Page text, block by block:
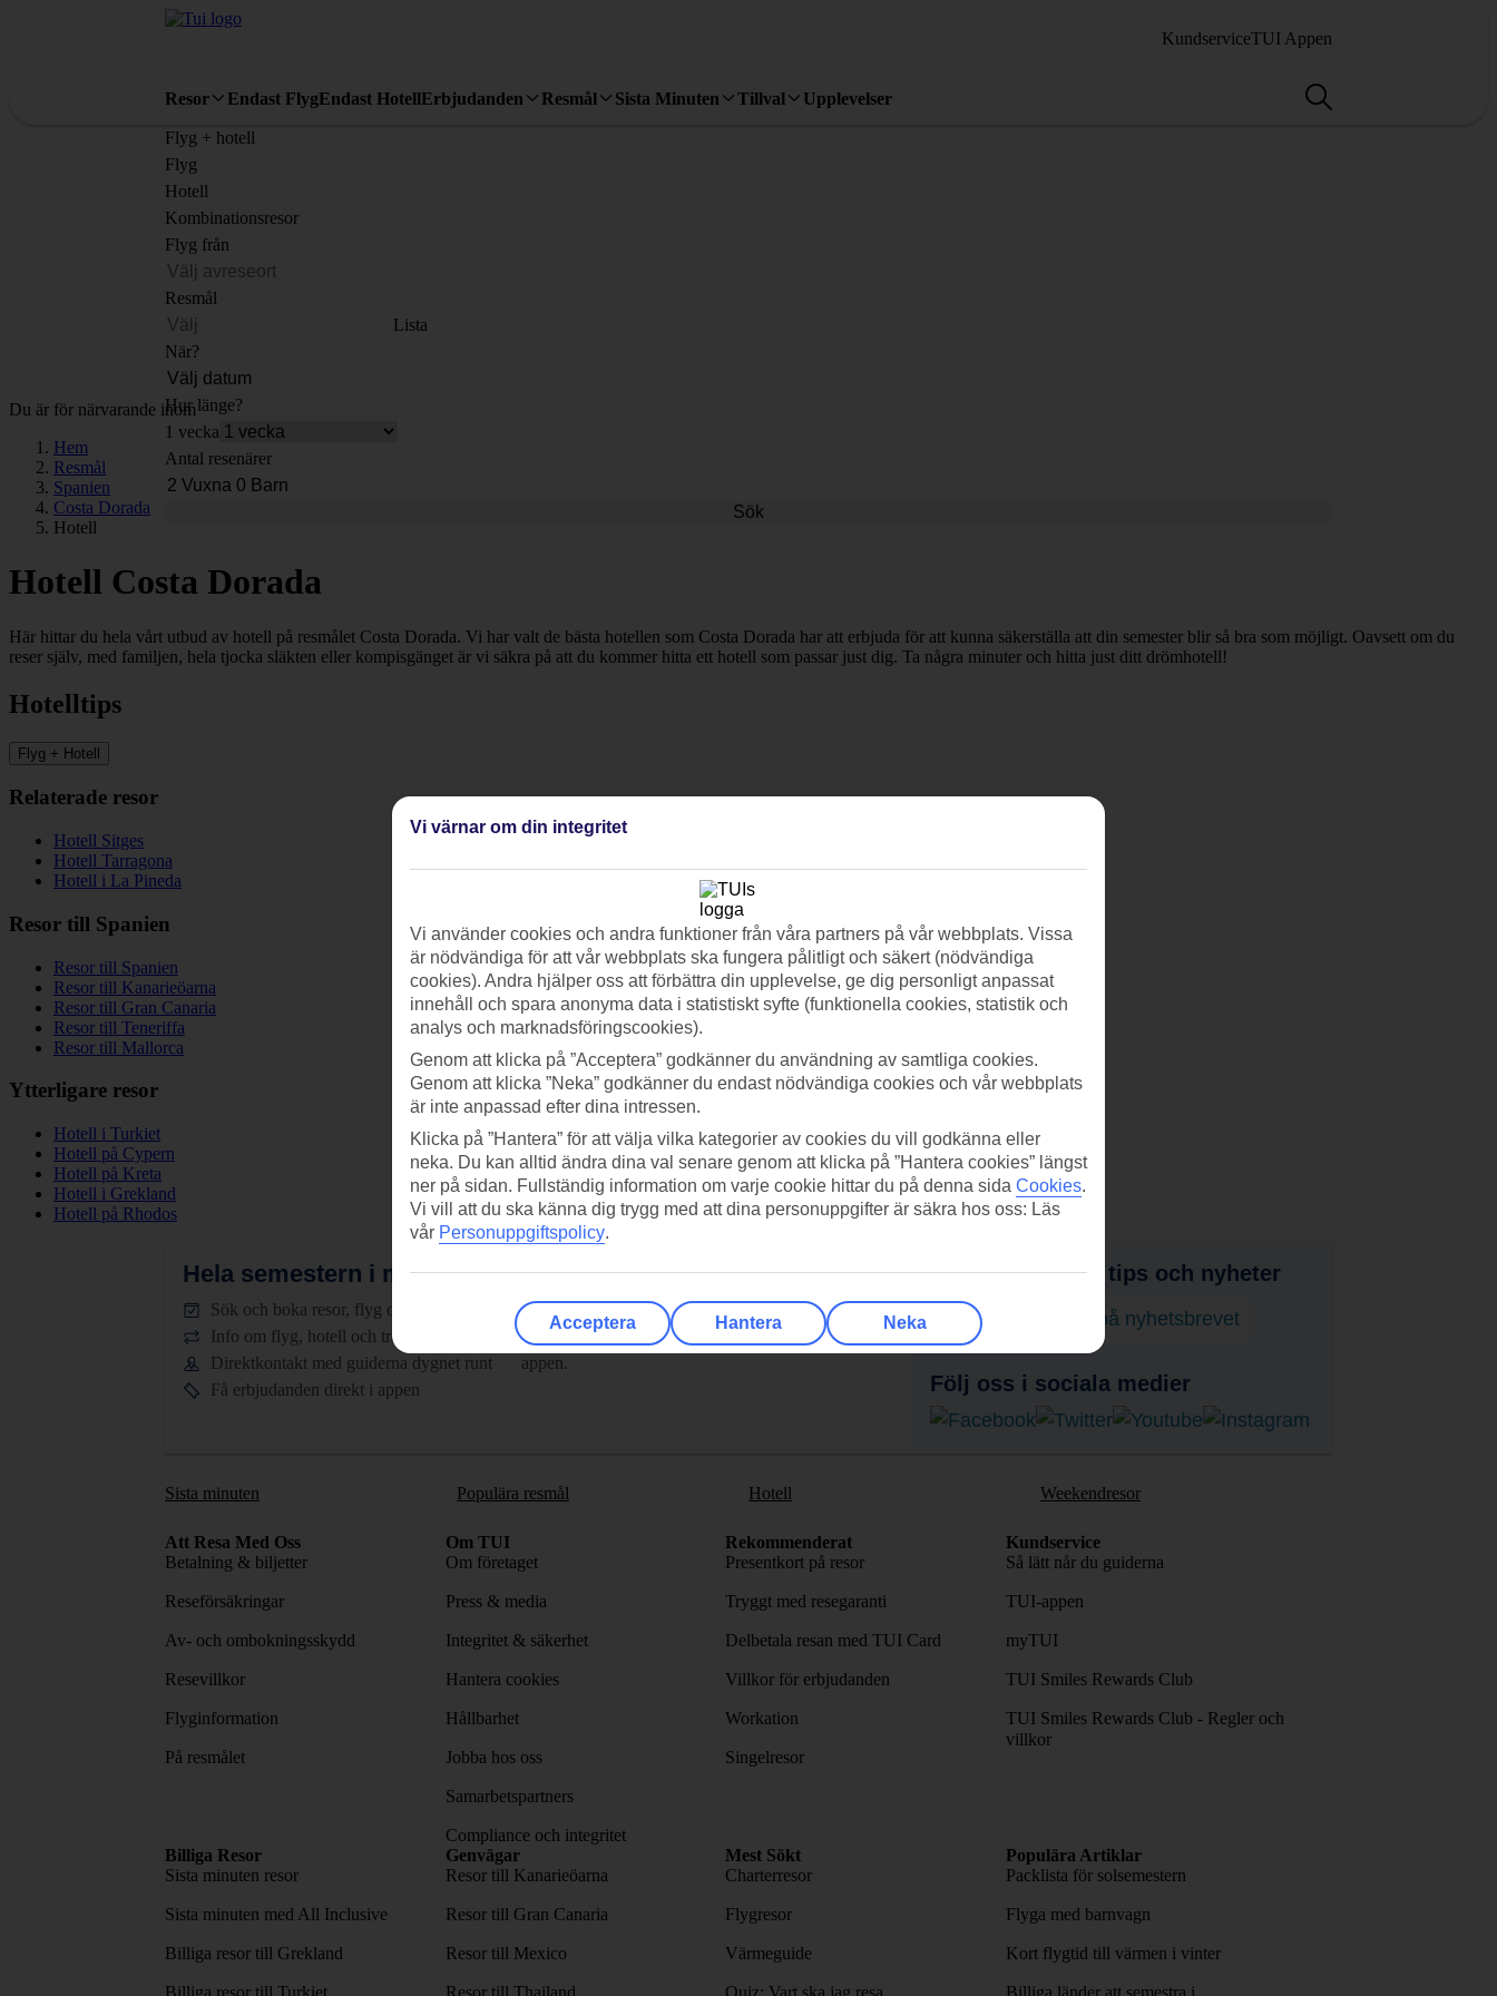
KundserviceTUI Appen
Resor Endast FlygEndast HotellErbjudanden Resmål Sista Minuten Tillval Upplevelser
Flyg + hotell
Flyg
Hotell
Kombinationsresor
Flyg från
Resmål
Lista
När?
Hur länge?
1 vecka
Antal resenärer
Sök
Du är för närvarande inom
Hem
Resmål
Spanien
Costa Dorada
Hotell
Hotell Costa Dorada
Här hittar du hela vårt utbud av hotell på resmålet Costa Dorada. Vi har valt de bästa hotellen som Costa Dorada har att erbjuda för att kunna säkerställa att din semester blir så bra som möjligt. Oavsett om du
reser själv, med familjen, hela tjocka släkten eller kompisgänget är vi säkra på att du kommer hitta ett hotell som passar just dig. Ta några minuter och hitta just ditt drömhotell!
Hotelltips
Flyg + Hotell
Relaterade resor
Hotell Sitges
Hotell Tarragona
Hotell i La Pineda
Resor till Spanien
Resor till Spanien
Resor till Kanarieöarna
Resor till Gran Canaria
Resor till Teneriffa
Resor till Mallorca
Ytterligare resor
Hotell i Turkiet
Hotell på Cypern
Hotell på Kreta
Hotell i Grekland
Hotell på Rhodos
Hela semestern i mobilen.Ladda ner TUI-appen idag!
Sök och boka resor, flyg och hotell
Info om flyg, hotell och transfer
Direktkontakt med guiderna dygnet runt
Få erbjudanden direkt i appen
Scanna QR-koden med din
mobilkamera för att ladda ned
appen.
Få erbjudanden, tips och nyheter
Prenumerera på nyhetsbrevet
Följ oss i sociala medier
Sista minuten Populära resmål Hotell Weekendresor
Att Resa Med Oss
Betalning & biljetter
Reseförsäkringar
Av- och ombokningsskydd
Resevillkor
Flyginformation
På resmålet
Om TUI
Om företaget
Press & media
Integritet & säkerhet
Hantera cookies
Hållbarhet
Jobba hos oss
Samarbetspartners
Compliance och integritet
Rekommenderat
Presentkort på resor
Tryggt med resegaranti
Delbetala resan med TUI Card
Villkor för erbjudanden
Workation
Singelresor
Kundservice
Så lätt når du guiderna
TUI-appen
myTUI
TUI Smiles Rewards Club
TUI Smiles Rewards Club - Regler och
villkor
Billiga Resor
Sista minuten resor
Sista minuten med All Inclusive
Billiga resor till Grekland
Billiga resor till Turkiet
Genvägar
Resor till Kanarieöarna
Resor till Gran Canaria
Resor till Mexico
Resor till Thailand
Mest Sökt
Charterresor
Flygresor
Värmeguide
Quiz: Vart ska jag resa
Populära Artiklar
Packlista för solsemestern
Flyga med barnvagn
Kort flygtid till värmen i vinter
Billiga länder att semestra i
Vi värnar om din integritet
Vi använder cookies och andra funktioner från våra partners på vår webbplats. Vissa
är nödvändiga för att vår webbplats ska fungera pålitligt och säkert (nödvändiga
cookies). Andra hjälper oss att förbättra din upplevelse, ge dig personligt anpassat
innehåll och spara anonyma data i statistiskt syfte (funktionella cookies, statistik och
analys och marknadsföringscookies).
Genom att klicka på ”Acceptera” godkänner du användning av samtliga cookies.
Genom att klicka ”Neka” godkänner du endast nödvändiga cookies och vår webbplats
är inte anpassad efter dina intressen.
Klicka på ”Hantera” för att välja vilka kategorier av cookies du vill godkänna eller
neka. Du kan alltid ändra dina val senare genom att klicka på ”Hantera cookies” längst
ner på sidan. Fullständig information om varje cookie hittar du på denna sida Cookies.
Vi vill att du ska känna dig trygg med att dina personuppgifter är säkra hos oss: Läs
vår Personuppgiftspolicy.
Acceptera Hantera Neka